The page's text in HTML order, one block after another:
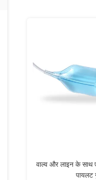
वाल्व और लाइन के
पायलट